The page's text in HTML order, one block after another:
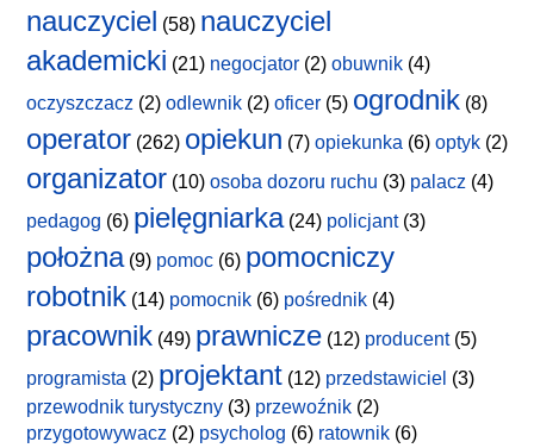
nauczyciel (58) nauczyciel
akademicki (21) negocjator (2) obuwnik (4)
oczyszczacz (2) odlewnik (2) oficer (5) ogrodnik (8)
operator (262) opiekun (7) opiekunka (6) optyk (2)
organizator (10) osoba dozoru ruchu (3) palacz (4)
pedagog (6) pielęgniarka(24) policjant(3)
położna(9) pomoc (6) pomocniczy
robotnik (14) pomocnik (6) pośrednik (4)
pracownik (49) prawnicze (12) producent(5)
programista (2) projektant (12) przedstawiciel (3)
przewodnik turystyczny (3) przewoźnik (2)
przygotowywacz (2) psycholog (6) ratownik (6)